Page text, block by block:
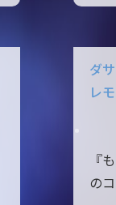
ダ
レ
『
の